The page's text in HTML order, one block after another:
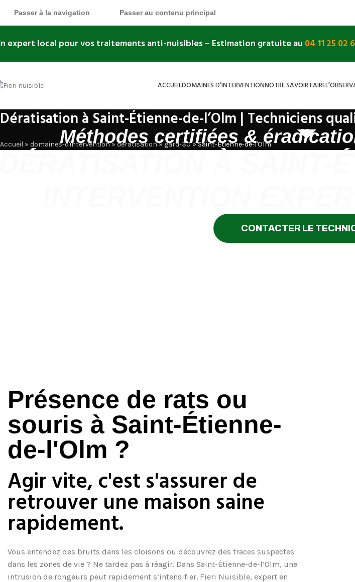
Passer à la navigation Passer au contenu principal
expert local pour vos traitements anti-nuisibles– Estimation gratuite au 04 11 25 02
ACCUEILDOMAINES D’INTERVENTIONNOTRE SAVOIR FAIRE
Dératisation à Saint-Étienne-de-l’Olm | Techniciens
Accueil » domaines-d'intervention»dératisation»gard-30»Saint-Étienne-de-l'Olm
Méthodes certifiées &
CONTACTER LE
Présence de rats ou
souris à Saint-Étienne-
de-l'Olm ?
Agir vite, c'est s'assurer de
retrouver une maison saine
rapidement.
Vous entendez des bruits dans les cloisons ou découvrez des traces suspectes
dans les zones de vie ? Ne tardez pas à réagir. Dans Saint-Étienne-de-l’Olm, une
intrusion de rongeurs peut rapidement s’intensifier. Fieri Nuisible, expert en